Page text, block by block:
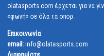
olatasports.com έρχεται για να
«φωνή» σε όλα τα σπορ.
Επικοινωνία
email:info@olatasports.com